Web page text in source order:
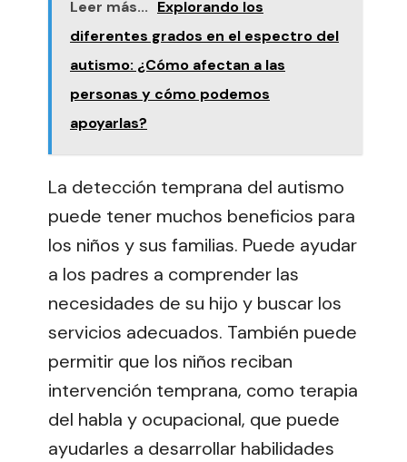
Leer más... Explorando los
diferentes grados en el espectro del
autismo: ¿Cómo afectan a las
personas y cómo podemos
apoyarlas?
La detección temprana del autismo
puede tener muchos beneficios para
los niños y sus familias. Puede ayudar
a los padres a comprender las
necesidades de su hijo y buscar los
servicios adecuados. También puede
permitir que los niños reciban
intervención temprana, como terapia
del habla y ocupacional, que puede
ayudarles a desarrollar habilidades